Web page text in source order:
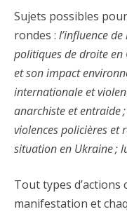
Sujets possibles
rondes : l’influence
politiques de droite en
et son impact
internationale et
anarchiste et entraide
violences policières et
situation en Ukraine;
Tout types d’actions
manifestation et